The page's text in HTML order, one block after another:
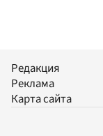
Редакция
Реклама
Карта сайта